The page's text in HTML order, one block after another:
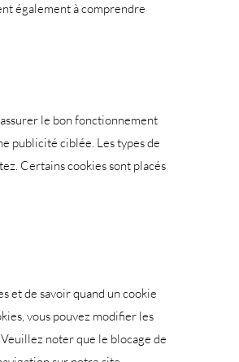
également à comprendre
le bon fonctionnement
publicité ciblée. Les types de
Certains cookies sont placés
et de savoir quand un cookie
vous pouvez modifier les
noter que le blocage de